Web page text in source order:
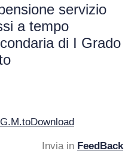
servizio
a tempo
di I Grado
Download
Invia in FeedBack